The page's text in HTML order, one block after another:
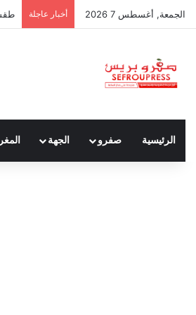
الجمعة, أغسطس 7 2026 أخبار عاجلة
الرئيسية صفرو الجهة